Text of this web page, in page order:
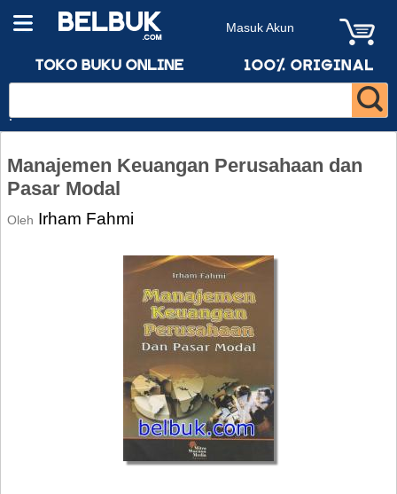
Masuk Akun
Manajemen Keuangan Perusahaan dan
Pasar Modal
Oleh Irham Fahmi